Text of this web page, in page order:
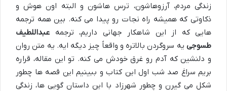
زندگی مردم، آرزوهاشون، ترس هاشون و البته اون هوش و
ذکاوتی که همیشه راه نجات رو پیدا می کنه. بین همه ترجمه
هایی که از این شاهکار جهانی داریم، ترجمه عبداللطیف
طسوجی یه سروگردن بالاتره و واقعاً چیز دیگه ایه. یه متن روان
و دلنشین که آدم رو غرق خودش می کنه. تو این مقاله، قراره
بریم سراغ صد شب اول این کتاب و ببینیم این قصه ها چطور
شکل می گیرن و چطور شهرزاد با این داستان گویی ها، زندگی